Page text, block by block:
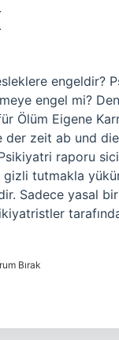
engeldir?
engel mi?
Ölüm Eigene
der zeit ab und
raporu
gizli tutmakla
Sadece yasal
Bırak